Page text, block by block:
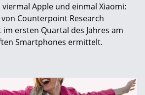
viermal Apple und einmal Xiaomi:
Counterpoint Research
ersten Quartal des Jahres am
Smartphones ermittelt.